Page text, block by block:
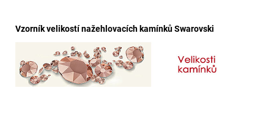
Vzorník velikostí nažehlovacích kamínků Swarovski